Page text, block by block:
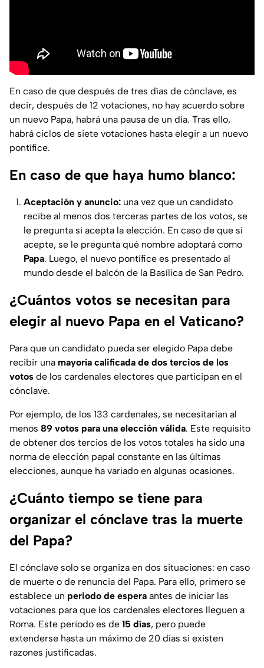
En caso de que después de tres días de cónclave, es
decir, después de 12 votaciones, no hay acuerdo sobre
un nuevo Papa, habrá una pausa de un día. Tras ello,
habrá ciclos de siete votaciones hasta elegir a un nuevo
pontífice.
En caso de que haya humo blanco:
Aceptación y anuncio: una vez que un candidato
recibe al menos dos terceras partes de los votos, se
le pregunta si acepta la elección. En caso de que sí
acepte, se le pregunta qué nombre adoptará como
Papa. Luego, el nuevo pontífice es presentado al
mundo desde el balcón de la Basílica de San Pedro.
¿Cuántos votos se necesitan para
elegir al nuevo Papa en el Vaticano?
Para que un candidato pueda ser elegido Papa debe
recibir una mayoría calificada de dos tercios de los
votos de los cardenales electores que participan en el
cónclave.
Por ejemplo, de los 133 cardenales, se necesitarían al
menos 89 votos para una elección válida. Este requisito
de obtener dos tercios de los votos totales ha sido una
norma de elección papal constante en las últimas
elecciones, aunque ha variado en algunas ocasiones.
¿Cuánto tiempo se tiene para
organizar el cónclave tras la muerte
del Papa?
El cónclave solo se organiza en dos situaciones: en caso
de muerte o de renuncia del Papa. Para ello, primero se
establece un periodo de espera antes de iniciar las
votaciones para que los cardenales electores lleguen a
Roma. Este periodo es de 15 días, pero puede
extenderse hasta un máximo de 20 días si existen
razones justificadas.